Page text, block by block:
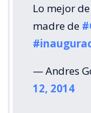
Lo mejor
madre de
— Andres
12, 2014